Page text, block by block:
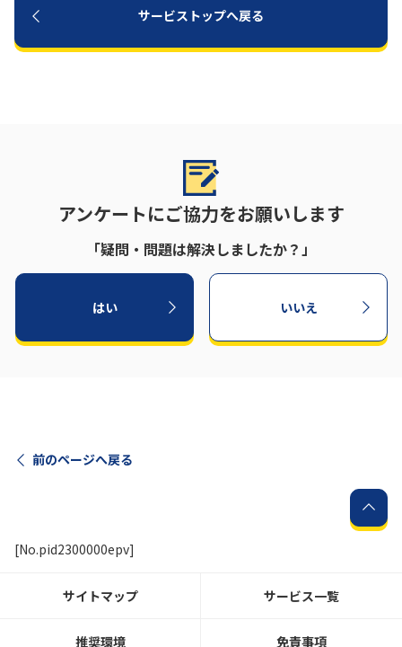
サービストップへ戻る
アンケートにご協力をお願いします
「疑問・問題は解決しましたか？」
はい いいえ
前のページへ戻る
[No.pid2300000epv]
サイトマップ サービス一覧
推奨環境 免責事項